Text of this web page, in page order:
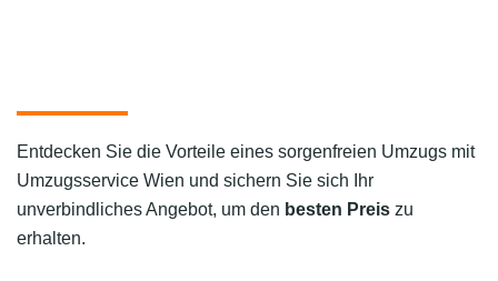
Entdecken Sie die Vorteile eines sorgenfreien Umzugs mit
Umzugsservice Wien und sichern Sie sich Ihr
unverbindliches Angebot, um den besten Preis zu
erhalten.